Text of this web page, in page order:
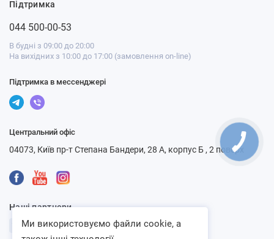
Підтримка
044 500-00-53
В будні з 09:00 до 20:00
На вихідних з 10:00 до 17:00 (замовлення on-line)
Підтримка в мессенджері
Центральний офіс
04073, Київ пр-т Степана Бандери, 28 А, корпус Б , 2 поверх
Наші партнери
Ми використовуємо файли cookie, а